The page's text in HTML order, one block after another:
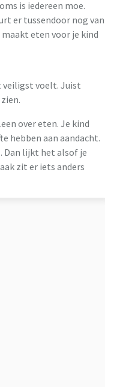
is iedereen moe.
er tussendoor nog van
eten voor je kind
veiligst voelt. Juist
over eten. Je kind
hebben aan aandacht.
Dan lijkt het alsof je
zit er iets anders